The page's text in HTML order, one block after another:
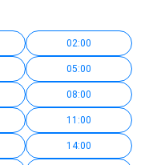
02:00
05:00
08:00
11:00
14:00